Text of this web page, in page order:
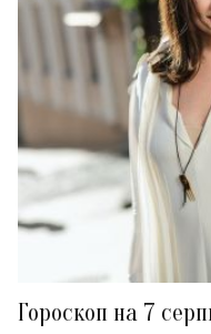
Гороскоп на 7